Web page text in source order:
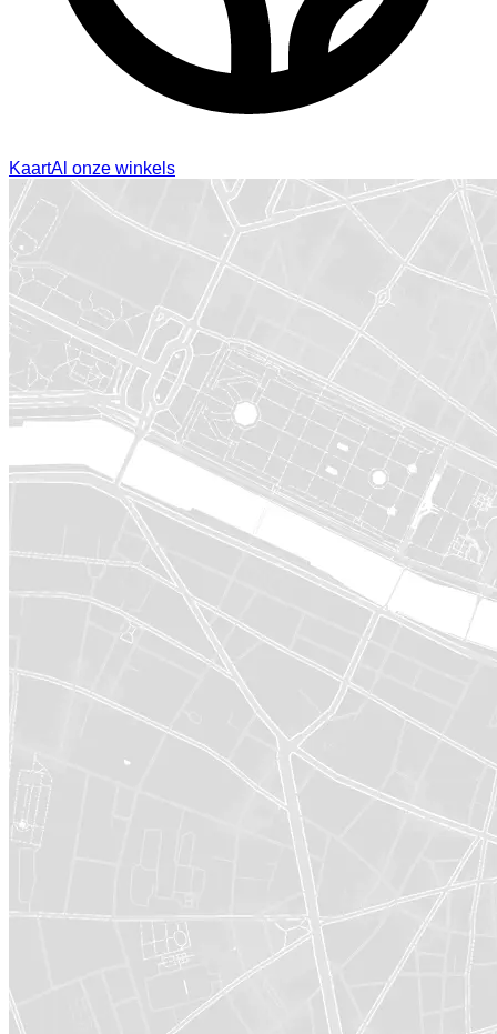
KaartAl onze winkels